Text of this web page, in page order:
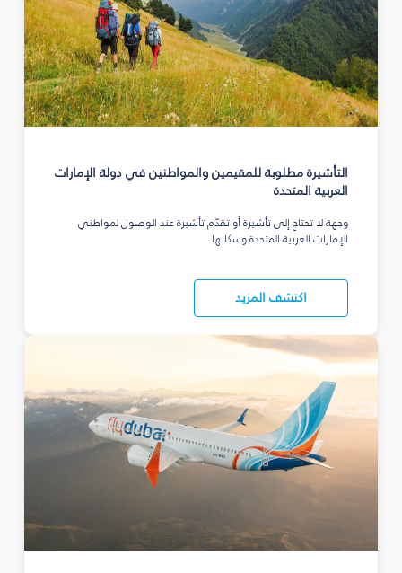
التأشيرة مطلوبة للمقيمين والمواطنين في دولة الإمارات
العربية المتحدة
وجهة لا تحتاج إلى تأشيرة أو تقدّم تأشيرة عند الوصول لمواطني
الإمارات العربية المتحدة وسكانها.
اكتشف المزيد